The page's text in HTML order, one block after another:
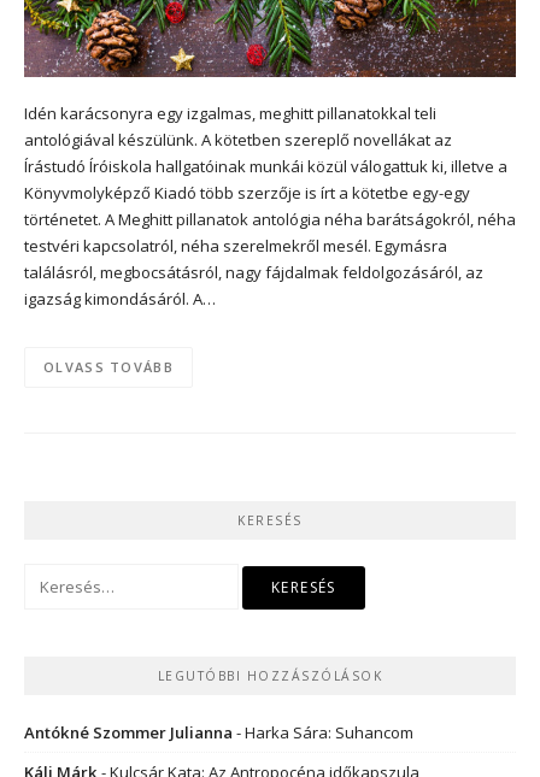
Idén karácsonyra egy izgalmas, meghitt pillanatokkal teli
antológiával készülünk. A kötetben szereplő novellákat az
Írástudó Íróiskola hallgatóinak munkái közül válogattuk ki, illetve a
Könyvmolyképző Kiadó több szerzője is írt a kötetbe egy-egy
történetet. A Meghitt pillanatok antológia néha barátságokról, néha
testvéri kapcsolatról, néha szerelmekről mesél. Egymásra
találásról, megbocsátásról, nagy fájdalmak feldolgozásáról, az
igazság kimondásáról. A…
OLVASS TOVÁBB
KERESÉS
LEGUTÓBBI HOZZÁSZÓLÁSOK
Antókné Szommer Julianna -Harka Sára: Suhancom
Káli Márk -Kulcsár Kata: Az Antropocéna időkapszula